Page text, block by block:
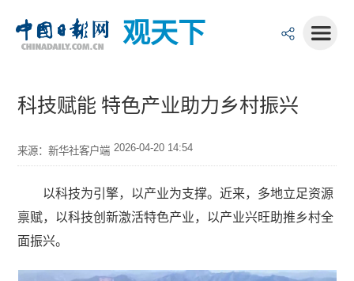
观天下
科技赋能 特色产业助力乡村振兴
来源：新华社客户端 2026-04-20 14:54
以科技为引擎，以产业为支撑。近来，多地立足资源
禀赋，以科技创新激活特色产业，以产业兴旺助推乡村全
面振兴。